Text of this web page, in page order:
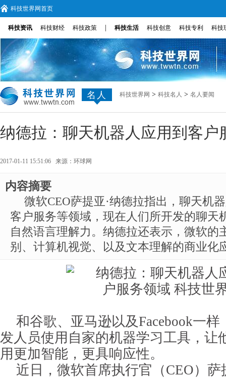
科技世界网首页
科技资讯 科技财经 科技政策 科技生活 科技创意 科技专利 科技
名人 科技世界网 > 科技名人 > 名人要闻
纳德拉：聊天机器人应用到客户
2017-01-11 15:51:06 来源： 环球网
内容摘要
微软CEO萨提亚·纳德拉指出，聊天机
客户服务等领域，现在人们所开发的聊天
自然语言理解力。纳德拉还表示，微软的
别、计算机视觉、以及文本理解的商业化
和谷歌、亚马逊以及Facebook一
发人员使用自家的机器学习工具，让
用更加智能，更具响应性。
近日，微软首席执行官（CEO）萨